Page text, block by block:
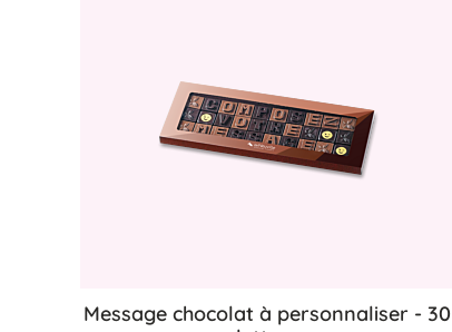
Message chocolat à personnaliser - 30